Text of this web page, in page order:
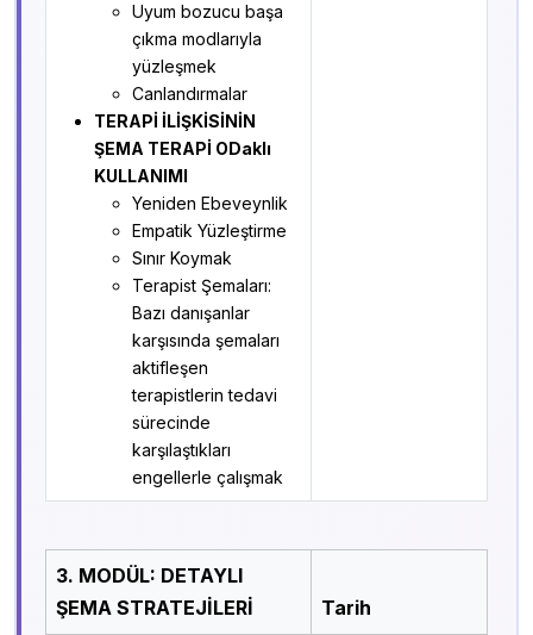
Uyum bozucu başa
çıkma modlarıyla
yüzleşmek
Canlandırmalar
TERAPİ İLİŞKİSİNİN
ŞEMA TERAPİ ODaklı
KULLANIMI
Yeniden Ebeveynlik
Empatik Yüzleştirme
Sınır Koymak
Terapist Şemaları:
Bazı danışanlar
karşısında şemaları
aktifleşen
terapistlerin tedavi
sürecinde
karşılaştıkları
engellerle çalışmak
3. MODÜL: DETAYLI
ŞEMA STRATEJİLERİ
Tarih